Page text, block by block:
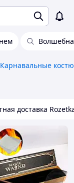
Карнавальные
доставка